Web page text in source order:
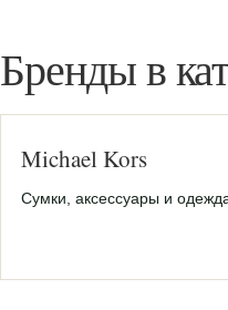
Бренды в
Michael Kors
Сумки, аксессуары и